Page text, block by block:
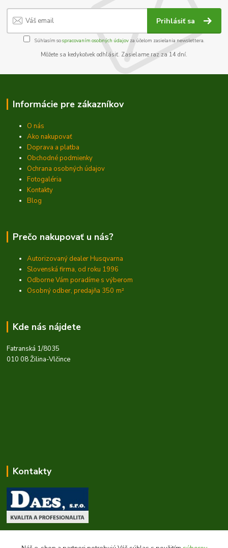
Prihlásiť sa
Súhlasím sospracovaním osobných údajov za účelom zasielania newslettera.
Môžete sa kedykoľvek odhlásiť. Zasielame raz za 14 dní.
Informácie pre zákazníkov
O nás
Ako nakupovať
Doprava a platba
Obchodné podmienky
Ochrana osobných údajov
Fotogaléria
Kontakty
Blog
Prečo nakupovať u nás?
Autorizovaný dealer Husqvarna
Slovenská firma, od roku 1996
Odborne Vám poradíme s výberom
Osobný odber, predajňa 350 m²
Kde nás nájdete
Fatranská 1/8035
010 08 Žilina-Vlčince
Kontakty
+421 903 707 668